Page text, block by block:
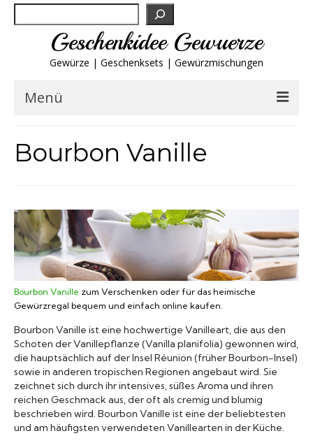
Geschenkidee Gewuerze
Gewürze | Geschenksets | Gewürzmischungen
Menü
Gewürzgläser
Gewürzregal
Grillgewürze
Marken A-Z
Mörser
Bücher
Bourbon Vanille
Bourbon Vanille zum Verschenken oder für das heimische
Gewürzregal bequem und einfach online kaufen.
Bourbon Vanille ist eine hochwertige Vanilleart, die aus den
Schoten der Vanillepflanze (Vanilla planifolia) gewonnen wird,
die hauptsächlich auf der Insel Réunion (früher Bourbon-Insel)
sowie in anderen tropischen Regionen angebaut wird. Sie
zeichnet sich durch ihr intensives, süßes Aroma und ihren
reichen Geschmack aus, der oft als cremig und blumig
beschrieben wird. Bourbon Vanille ist eine der beliebtesten
und am häufigsten verwendeten Vanillearten in der Küche.